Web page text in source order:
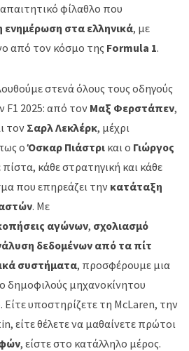
απαιτητικό φίλαθλο που
ενημέρωση στα ελληνικά, με
από τον κόσμο της Formula 1.
στενά όλους τους οδηγούς
F1 2025: από τον Μαξ Φερστάπεν,
τονΣαρλ Λεκλέρκ, μέχρι
οΌσκαρ Πιάστρι και ο Γιώργος
κάθε στρατηγική και κάθε
που επηρεάζει την κατάταξη
. Με
αγώνων, σχολιασμό
δεδομένων από τα πίτ
συστήματα, προσφέρουμε μια
δημοφιλούς μηχανοκίνητου
υποστηρίζετε τη McLaren, την
είτε θέλετε να μαθαίνετε πρώτοι
, είστε στο κατάλληλο μέρος.